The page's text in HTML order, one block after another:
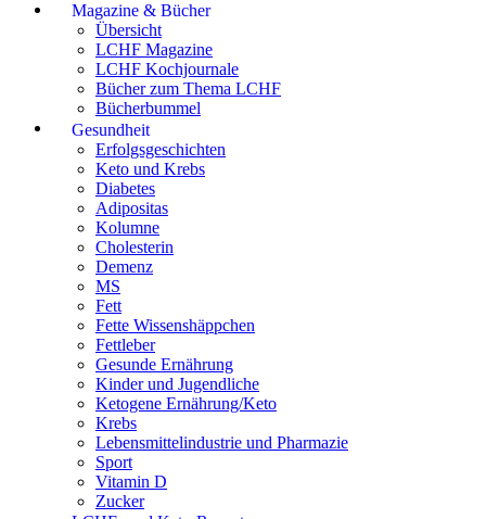
Magazine & Bücher
Übersicht
LCHF Magazine
LCHF Kochjournale
Bücher zum Thema LCHF
Bücherbummel
Gesundheit
Erfolgsgeschichten
Keto und Krebs
Diabetes
Adipositas
Kolumne
Cholesterin
Demenz
MS
Fett
Fette Wissenshäppchen
Fettleber
Gesunde Ernährung
Kinder und Jugendliche
Ketogene Ernährung/Keto
Krebs
Lebensmittelindustrie und Pharmazie
Sport
Vitamin D
Zucker